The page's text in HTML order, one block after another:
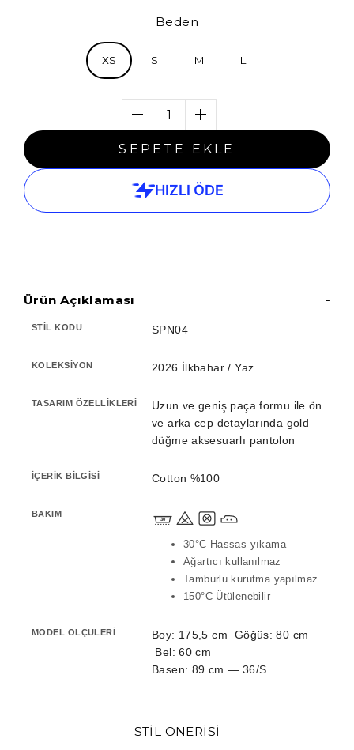
Beden
XS S M L
1
SEPETE EKLE
Ürün Açıklaması -
STIL KODU SPN04
KOLEKSIYON 2026 İlkbahar / Yaz
TASARIM ÖZELLIKLERI
Uzun ve geniş paça formu ile ön
ve arka cep detaylarında gold
düğme aksesuarlı pantolon
İÇERIK BILGISI Cotton %100
BAKIM
30
30°C Hassas yıkama
Ağartıcı kullanılmaz
Tamburlu kurutma yapılmaz
150°C Ütülenebilir
MODEL ÖLÇÜLERI
Boy: 175,5 cm Göğüs: 80 cm
Bel: 60 cm
Basen: 89 cm — 36/S
STİL ÖNERİSİ